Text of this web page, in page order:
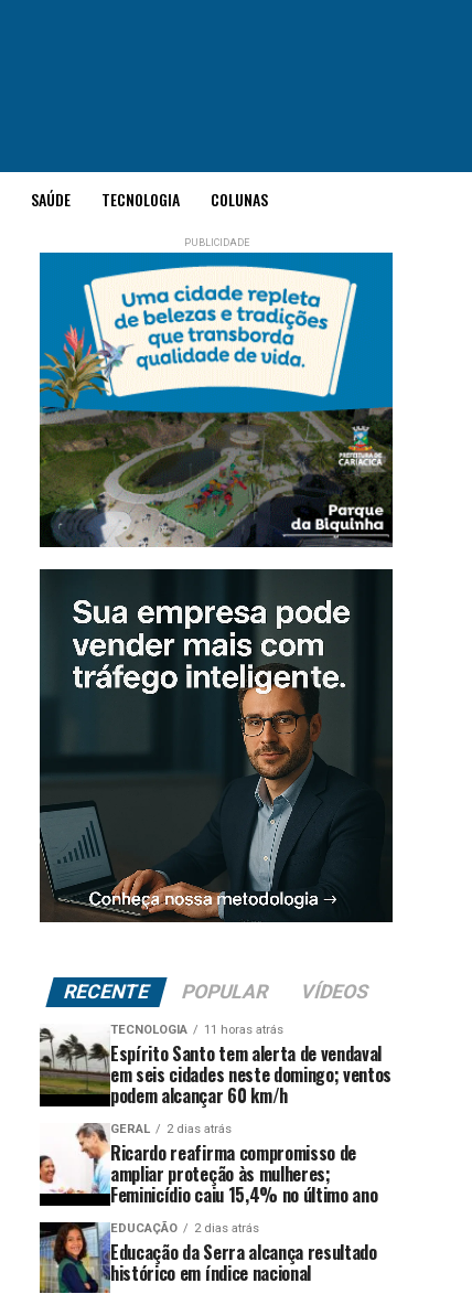
SAÚDE TECNOLOGIA COLUNAS
RECENTE POPULAR VÍDEOS
TECNOLOGIA 11 horas atrás
Espírito Santo tem alerta de vendaval
em seis cidades neste domingo; ventos
podem alcançar 60 km/h
GERAL 2 dias atrás
Ricardo reafirma compromisso de
ampliar proteção às mulheres;
Feminicídio caiu 15,4% no último ano
EDUCAÇÃO 2 dias atrás
Educação da Serra alcança resultado
histórico em índice nacional